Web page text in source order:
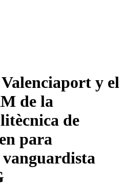
y el
de la
de
para